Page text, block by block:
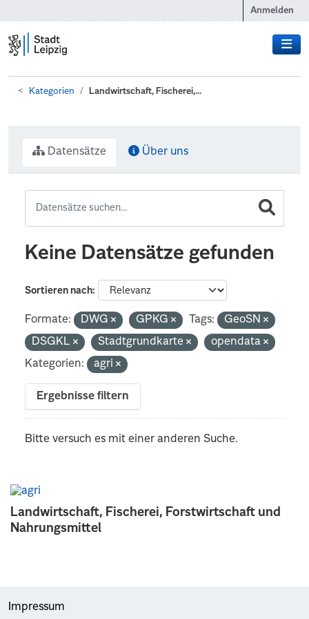
Anmelden
Kategorien Landwirtschaft, Fischerei,...
Landwirtschaft, Fischerei, Forstwirtschaft und
Nahrungsmittel
Datensätze Über uns
Keine Datensätze gefunden
Sortieren nach
Formate: DWG GPKG Tags:
GeoSN
DSGKL
Stadtgrundkarte
opendata
Kategorien:
agri
Ergebnisse filtern
Bitte versuch es mit einer anderen Suche.
Impressum